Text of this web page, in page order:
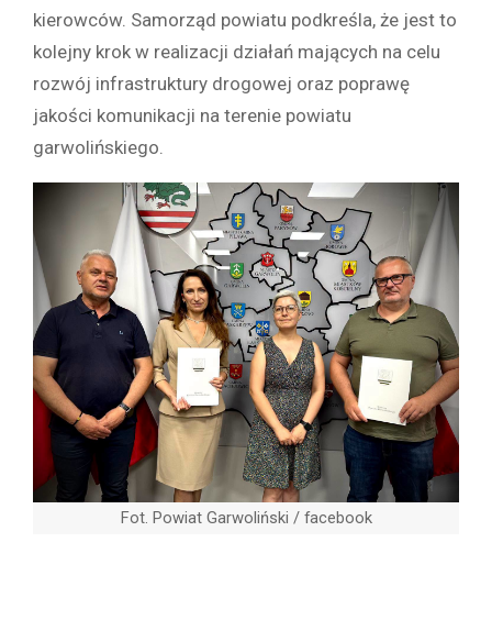
kierowców. Samorząd powiatu podkreśla, że jest to
kolejny krok w realizacji działań mających na celu
rozwój infrastruktury drogowej oraz poprawę
jakości komunikacji na terenie powiatu
garwolińskiego.
Fot. Powiat Garwoliński / facebook